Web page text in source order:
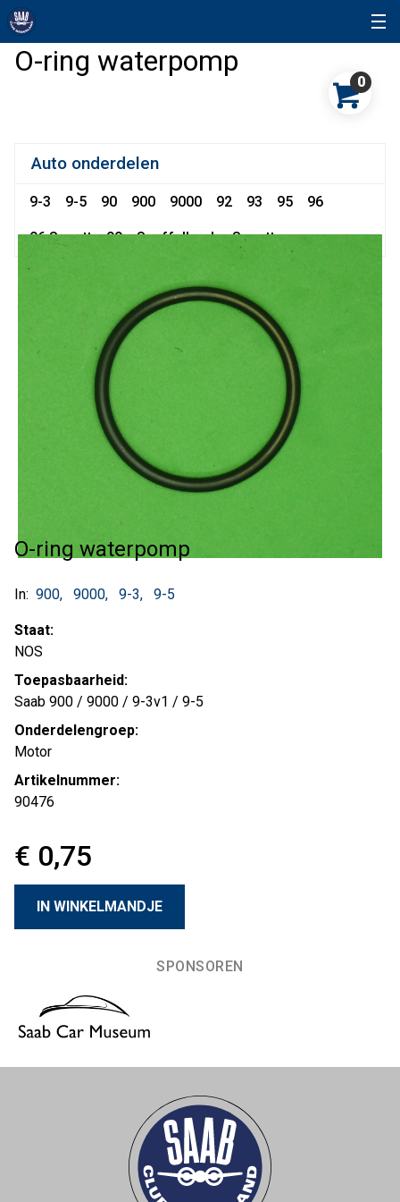
O-ring waterpomp
0
Auto onderdelen
9-3 9-5 90 900 9000 92 93 95 96
96 Sonett 99 Snuffelhoek Sonett
O-ring waterpomp
In: 900 9000 9-3 9-5
Staat:
NOS
Toepasbaarheid:
Saab 900 / 9000 / 9-3v1 / 9-5
Onderdelengroep:
Motor
Artikelnummer:
90476
€ 0,75
SPONSOREN